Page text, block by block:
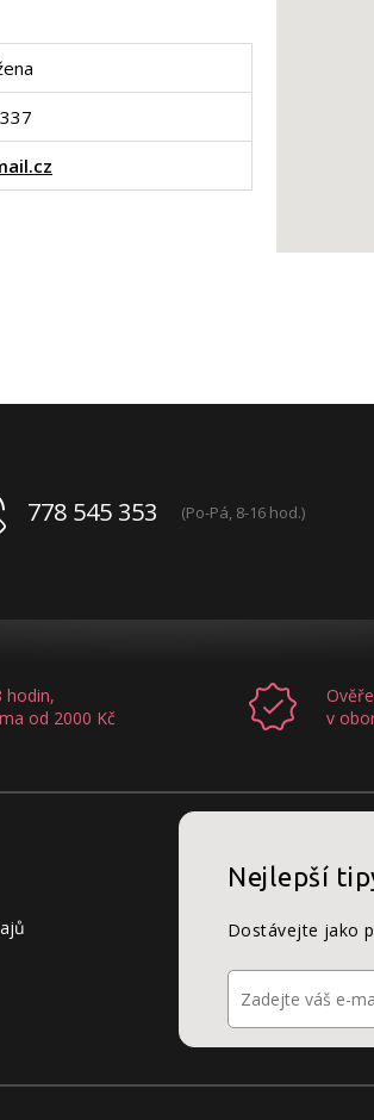
778 545 353 (Po-Pá, 8-16 hod.)
hodin,
od 2000 Kč
v
Nejlepší
Dostávejte jako